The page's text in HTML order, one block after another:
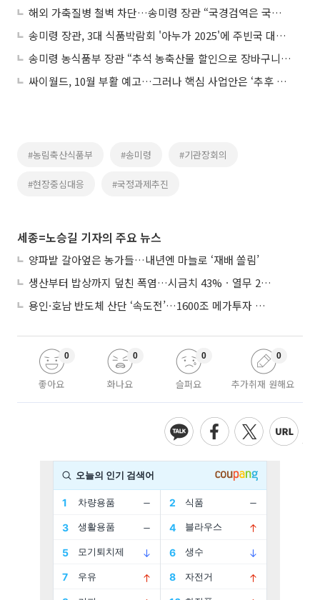
해외 가축질병 철벽 차단…송미령 장관 “국경검역은 국가 방역의 최전선”
송미령 장관, 3대 식품박람회 '아누가 2025'에 주빈국 대표로 참석
송미령 농식품부 장관 “추석 농축산물 할인으로 장바구니 부담 완화”
싸이월드, 10월 부활 예고…그러나 핵심 사업안은 ‘추후 공개’
#농림축산식품부 #송미령 #기관장회의
#현장중심대응 #국정과제추진
세종=노승길 기자의 주요 뉴스
양파밭 갈아엎은 농가들…내년엔 마늘로 ‘재배 쏠림’
생산부터 밥상까지 덮친 폭염…시금치 43%ㆍ열무 28% 급등
용인·호남 반도체 산단 ‘속도전’…1600조 메가투자 이행 총력
좋아요
0
화나요
0
슬퍼요
0
추가취재 원해요
0